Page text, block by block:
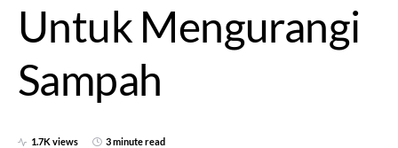
Untuk Mengurangi
Sampah
1.7K views 3 minute read